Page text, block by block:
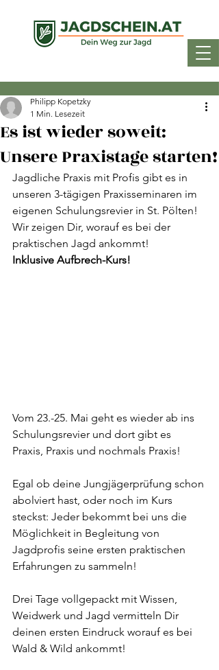
Es ist wieder soweit:
Unsere Praxistage starten!
Philipp Kopetzky
1 Min. Lesezeit
Jagdliche Praxis mit Profis gibt es in
unseren 3-tägigen Praxisseminaren im
eigenen Schulungsrevier in St. Pölten!
Wir zeigen Dir, worauf es bei der
praktischen Jagd ankommt!
Inklusive Aufbrech-Kurs!
Vom 23.-25. Mai geht es wieder ab ins
Schulungsrevier und dort gibt es
Praxis, Praxis und nochmals Praxis!
Egal ob deine Jungjägerprüfung schon
abolviert hast, oder noch im Kurs
steckst: Jeder bekommt bei uns die
Möglichkeit in Begleitung von
Jagdprofis seine ersten praktischen
Erfahrungen zu sammeln!
Drei Tage vollgepackt mit Wissen,
Weidwerk und Jagd vermitteln Dir
deinen ersten Eindruck worauf es bei
Wald & Wild ankommt!